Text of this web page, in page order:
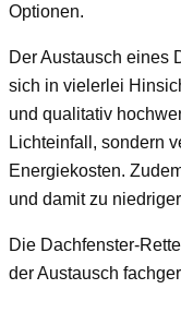
Optionen.
Der Austausch eines
sich in vielerlei
und qualitativ
Lichteinfall, sondern
Energiekosten.
und damit zu
Die Dachfenster-
der Austausch